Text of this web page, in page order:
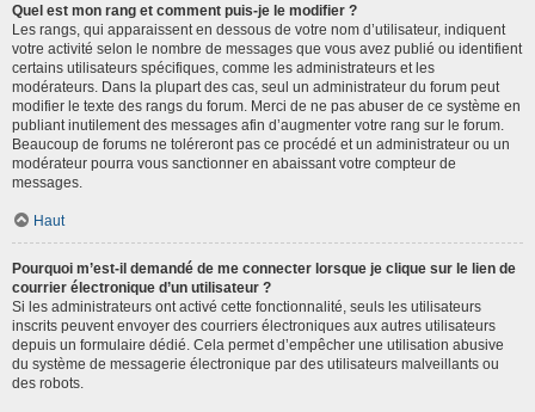
Quel est mon rang et comment puis-je le modifier ?
Les rangs, qui apparaissent en dessous de votre nom d’utilisateur, indiquent
votre activité selon le nombre de messages que vous avez publié ou identifient
certains utilisateurs spécifiques, comme les administrateurs et les
modérateurs. Dans la plupart des cas, seul un administrateur du forum peut
modifier le texte des rangs du forum. Merci de ne pas abuser de ce système en
publiant inutilement des messages afin d’augmenter votre rang sur le forum.
Beaucoup de forums ne toléreront pas ce procédé et un administrateur ou un
modérateur pourra vous sanctionner en abaissant votre compteur de
messages.
Haut
Pourquoi m’est-il demandé de me connecter lorsque je clique sur le lien de
courrier électronique d’un utilisateur ?
Si les administrateurs ont activé cette fonctionnalité, seuls les utilisateurs
inscrits peuvent envoyer des courriers électroniques aux autres utilisateurs
depuis un formulaire dédié. Cela permet d’empêcher une utilisation abusive
du système de messagerie électronique par des utilisateurs malveillants ou
des robots.